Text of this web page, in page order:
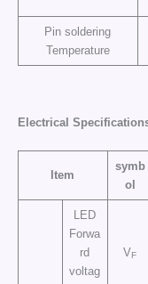
Pin soldering
Temperature
Electrical
Item
symb
ol
LED
Forwa
rd
voltag
VF